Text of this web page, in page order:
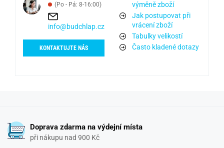
(Po - Pá: 8-16:00)
info@budchlap.cz
KONTAKTUJTE NÁS
výměně zboží
Jak postupovat při
vrácení zboží
Tabulky velikostí
Často kladené dotazy
Doprava zdarma na výdejní místa
při nákupu nad 900 Kč